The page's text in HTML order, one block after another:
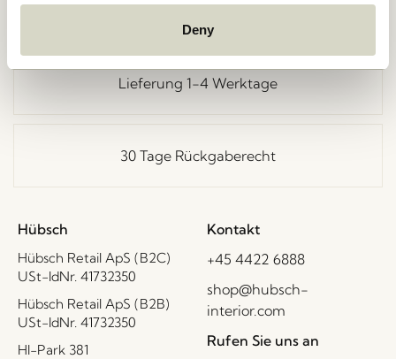
Deny
Kostenlose Lieferung über499 DKK*
Lieferung 1-4 Werktage
30 Tage Rückgaberecht
Hübsch
Hübsch Retail ApS (B2C)
USt-IdNr. 41732350
Hübsch Retail ApS (B2B)
USt-IdNr. 41732350
HI-Park 381
Kontakt
+45 4422 6888
shop@hubsch-
interior.com
Rufen Sie uns an